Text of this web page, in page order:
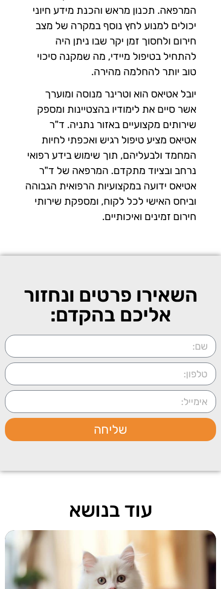
המרפאה. תכנון מראש והכנת מידע חיוני
יכולים למנוע לחץ נוסף במקרה של מצב
חירום ולחסוך זמן יקר שבו ניתן היה
להתחיל בטיפול מיידי, מה שמקנה סיכוי
טוב יותר להחלמה מהירה.
יובל אטיאס הוא וטרינר מנוסה ומוערך
אשר סיים את לימודיו בהצטיינות ומספק
שירותים מקצועיים באזור נתניה. ד"ר
אטיאס מציע טיפול רגיש ואכפתי לחיות
המחמד ולבעליהם, תוך שימוש בידע רפואי
נרחב ובציוד מתקדם. המרפאה של ד"ר
אטיאס ידועה במקצועיות הרפואית הגבוהה
וביחס האישי לכל לקוח, ומספקת שירותי
חירום זמינים ואיכותיים.
השאירו פרטים ונחזור
אליכם בהקדם:
שליחה
עוד בנושא